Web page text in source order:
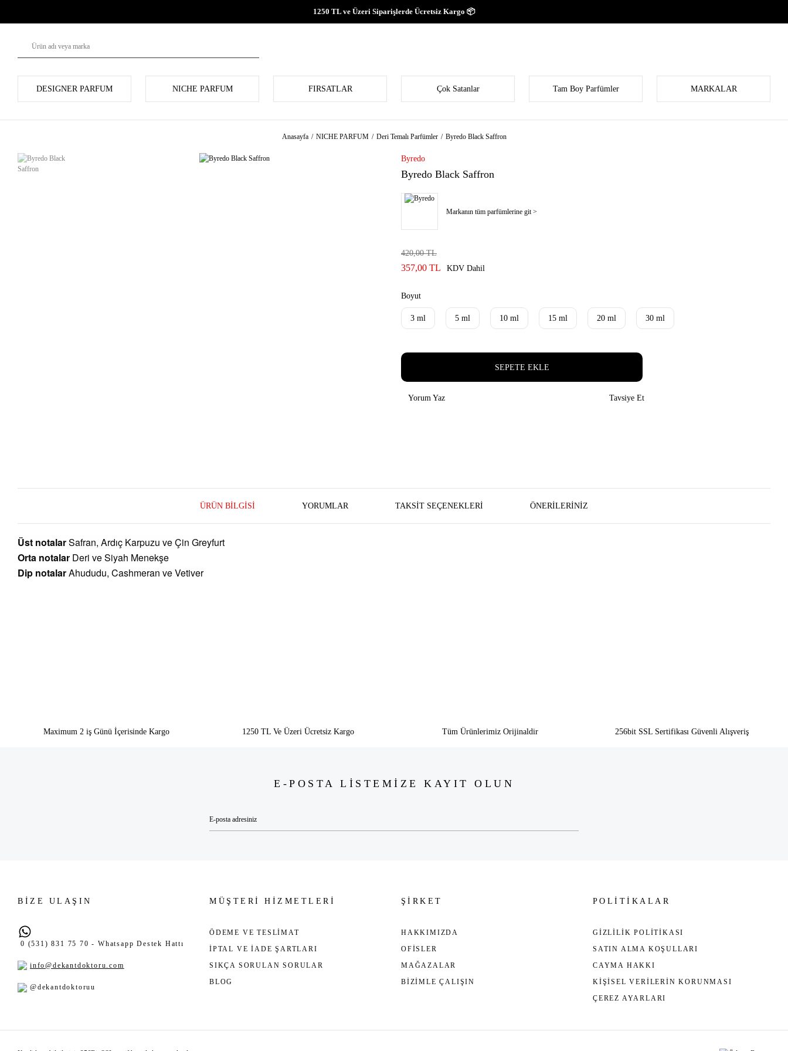
1250 TL ve Üzeri Siparişlerde Ücretsiz Kargo 📦
DESIGNER PARFUM NICHE PARFUM FIRSATLAR Çok Satanlar Tam Boy Parfümler MARKALAR
Anasayfa NICHE PARFUM Deri Temalı Parfümler Byredo Black Saffron
Byredo
Byredo Black Saffron
Markanın tüm parfümlerine git >
420,00 TL
357,00 TL KDV Dahil
Boyut
3 ml 5 ml 10 ml 15 ml 20 ml 30 ml
SEPETE EKLE
Yorum Yaz Tavsiye Et
ÜRÜN BILGISI YORUMLAR TAKSIT SEÇENEKLERI ÖNERILERINIZ
Üst notalarSafran, Ardıç Karpuzu ve Çin Greyfurt
Orta notalar Deri ve Siyah Menekşe
Dip notalarAhududu, Cashmeran ve Vetiver
Maximum 2 iş Günü İçerisinde Kargo 1250 TL Ve Üzeri Ücretsiz Kargo Tüm Ürünlerimiz Orijinaldir 256bit SSL Sertifikası Güvenli Alışveriş
E-POSTA LİSTEMİZE KAYIT OLUN
BİZE ULAŞIN
0 (531) 831 75 70 - Whatsapp Destek Hattı
info@dekantdoktoru.com
@dekantdoktoruu
MÜŞTERİ HİZMETLERİ
ÖDEME VE TESLİMAT
İPTAL VE İADE ŞARTLARI
SIKÇA SORULAN SORULAR
BLOG
ŞİRKET
HAKKIMIZDA
OFİSLER
MAĞAZALAR
BİZİMLE ÇALIŞIN
POLİTİKALAR
GİZLİLİK POLİTİKASI
SATIN ALMA KOŞULLARI
CAYMA HAKKI
KİŞİSEL VERİLERİN KORUNMASI
ÇEREZ AYARLARI